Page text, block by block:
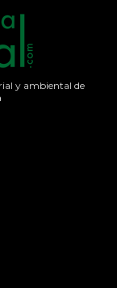
y ambiental de